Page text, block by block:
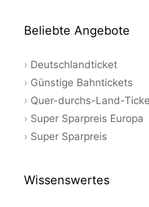
Beliebte Angebote
Deutschlandticket
Günstige Bahntickets
Quer-durchs-Land-
Super Sparpreis Europa
Super Sparpreis
Wissenswertes